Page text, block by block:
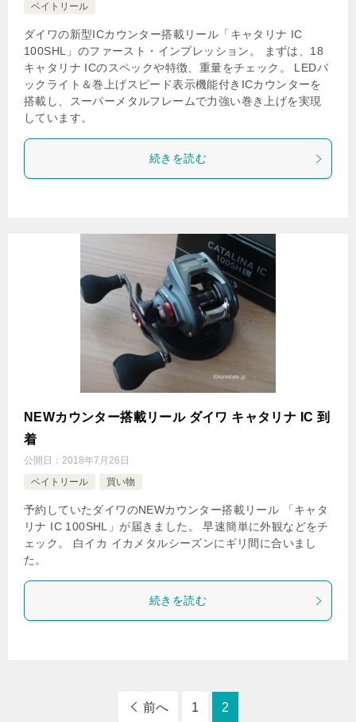
ベイトリール
ダイワの新型ICカウンター搭載リール「キャタリナ IC
100SHL」のファースト・インプレッション。 まずは、18
キャタリナ ICのスペックや特徴、重量をチェック。 LEDバ
ックライト＆巻上げスピード表示機能付きICカウンターを
搭載し、スーパーメタルフレームで力強い巻き上げを実現
しています。
続きを読む
NEWカウンター搭載リール ダイワ キャタリナ IC 到
着
公開日： 2018年7月26日
ベイトリール
買い物
予約していたダイワのNEWカウンター搭載リール 「キャタ
リナ IC 100SHL」が届きました。 早速簡単に外観などをチ
ェック。 白イカ イカメタルシーズンにギリ間に合いまし
た。
続きを読む
前へ 1 2